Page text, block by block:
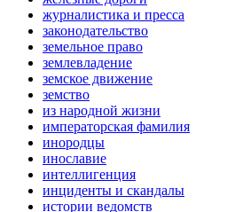
журналистика и пресса
законодательство
земельное право
землевладение
земское движение
земство
из народной жизни
императорская фамилия
инородцы
инославие
интеллигенция
инциденты и скандалы
истории ведомств